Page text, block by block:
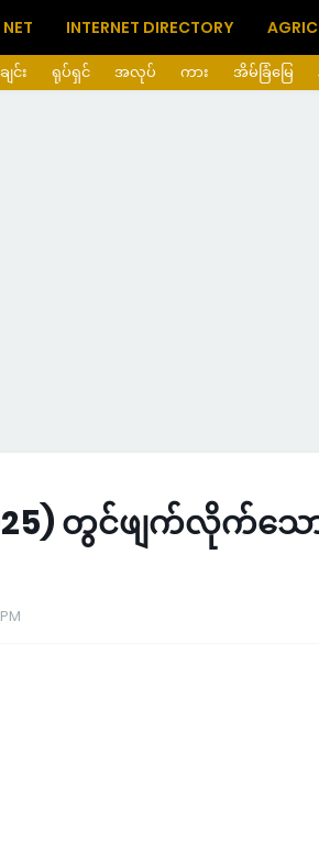
INTERNET DIRECTORY
င်း ရုပ်ရှင် အလုပ် ကား အိမ်ခြံမြေ
တွင်ဖျက်လိုက်သော